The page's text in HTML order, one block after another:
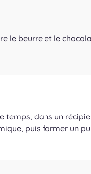
le beurre et le
temps, dans un
puis former un